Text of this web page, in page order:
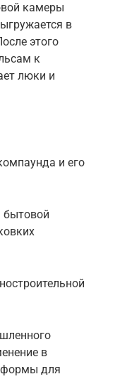
камеры
в
этого
к
люки и
и его
бытовой
в
формы для